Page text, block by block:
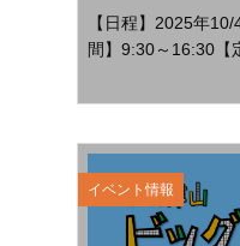
【日程】2025年
間】9:30～16:30【
イベント情報